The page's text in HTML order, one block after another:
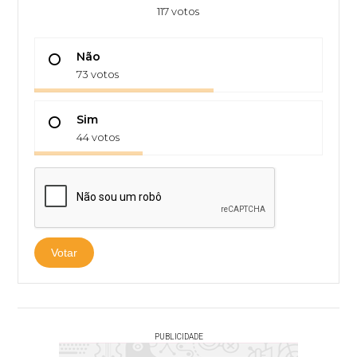
117 votos
Não
73 votos
Sim
44 votos
Votar
PUBLICIDADE